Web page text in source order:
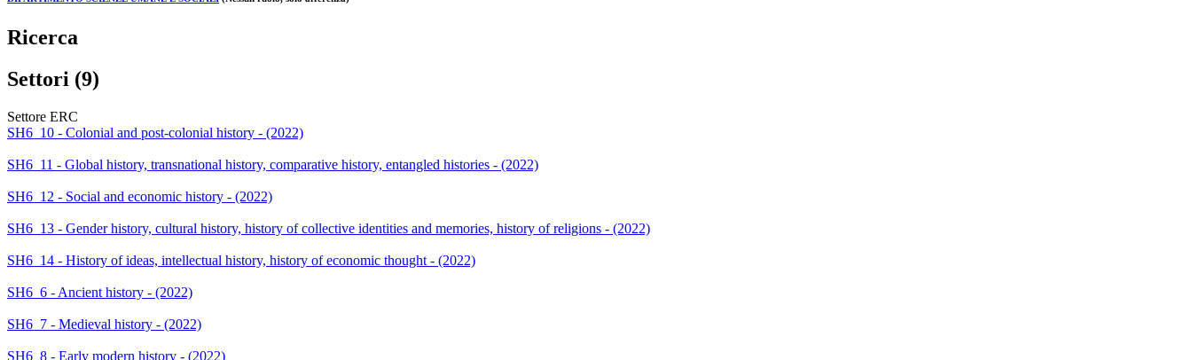
Ricerca
Settori (9)
Settore ERC
SH6_10 - Colonial and post-colonial history - (2022)
SH6_11 - Global history, transnational history, comparative history, entangled histories - (2022)
SH6_12 - Social and economic history - (2022)
SH6_13 - Gender history, cultural history, history of collective identities and memories, history of religions - (2022)
SH6_14 - History of ideas, intellectual history, history of economic thought - (2022)
SH6_6 - Ancient history - (2022)
SH6_7 - Medieval history - (2022)
SH6_8 - Early modern history - (2022)